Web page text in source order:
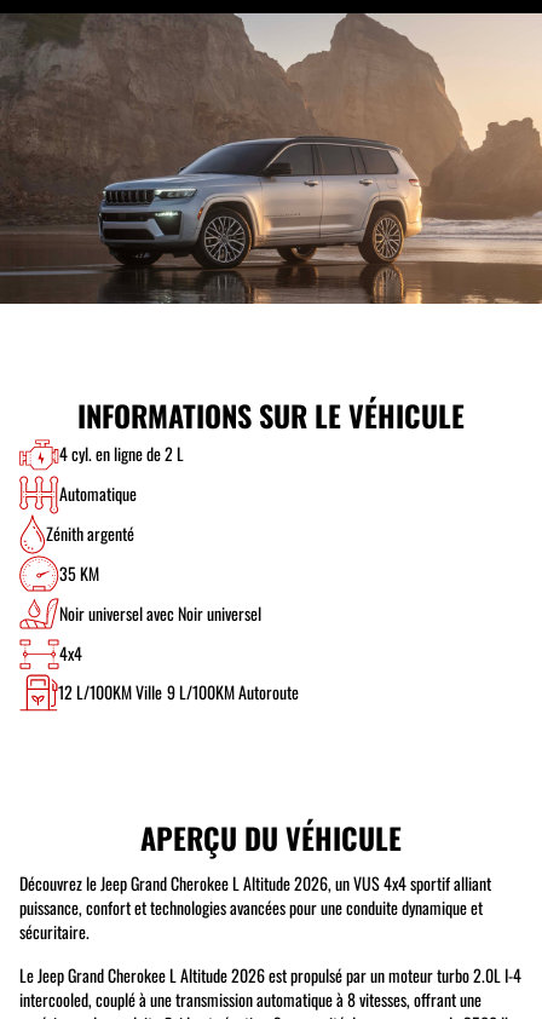
INFORMATIONS SUR LE VÉHICULE
4 cyl. en ligne de 2 L
Automatique
Zénith argenté
35 KM
Noir universel avec Noir universel
4x4
12L/100KM Ville9L/100KM Autoroute
APERÇU DU VÉHICULE
Découvrez le Jeep Grand Cherokee L Altitude 2026, un VUS 4x4 sportif alliant
puissance, confort et technologies avancées pour une conduite dynamique et
sécuritaire.
Le Jeep Grand Cherokee L Altitude 2026 est propulsé par un moteur turbo 2.0L I-4
intercooled, couplé à une transmission automatique à 8 vitesses, offrant une